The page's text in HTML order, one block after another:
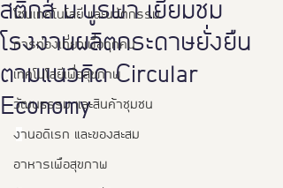
โซนเทคโนโลยี และนวัตกรรม
การท่องเที่ยวเพื่อทุกคน
เทคโนโลยีเพื่อสุขภาพ
วัฒนธรรม และสินค้าชุมชน
งานอดิเรก และของสะสม
อาหารเพือสุขภาพ
สติกส์ ม.บูรพา เยี่ยมชม
โรงงานผลิตกระดาษยั่งยืน
ตามแนวคิด Circular
Economy